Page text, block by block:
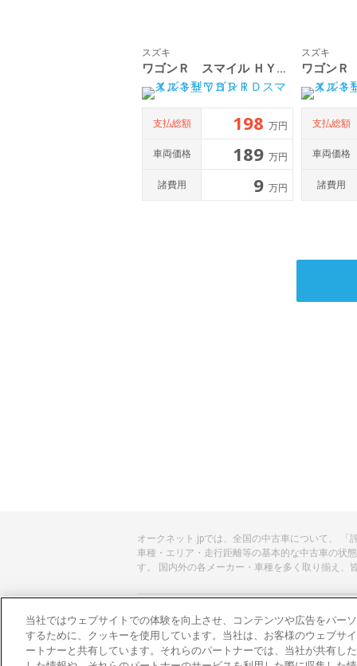
スズキ
ワゴンＲ スマイル ＨＹＢＲＩＤ Ｘ ３型
支払総額 198 万円
車両価格 189 万円
諸費用 9 万円
スズキ
支払総額
車両価格
諸費用
オークネット.jpでは、全国の中古車について、
車種・エリア・走行距離等の基本的な中古車の状
す。 国内外の各メーカー・車種を多く取り揃え、
あんしんのクルマ選びはオークネット.jp
オークネット.jpとは？
当社ではウェブサイトでの体験を向上させ、コンテンツや広告をパー
するために、クッキーを使用しています。当社は、お客様のウェブサ
ートナーと共有しています。それらのパートナーでは、当社が共有し